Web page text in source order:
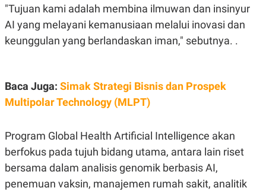
S
A
T
D
A
G
E
S
O
T
T
V
I
S
JARINGAN
"Tujuan kami adalah membina ilmuwan dan insinyur
AI yang melayani kemanusiaan melalui inovasi dan
keunggulan yang berlandaskan iman," sebutnya. .
Baca Juga: Simak Strategi Bisnis dan Prospek
Multipolar Technology (MLPT)
Program Global Health Artificial Intelligence akan
berfokus pada tujuh bidang utama, antara lain riset
bersama dalam analisis genomik berbasis AI,
penemuan vaksin, manajemen rumah sakit, analitik